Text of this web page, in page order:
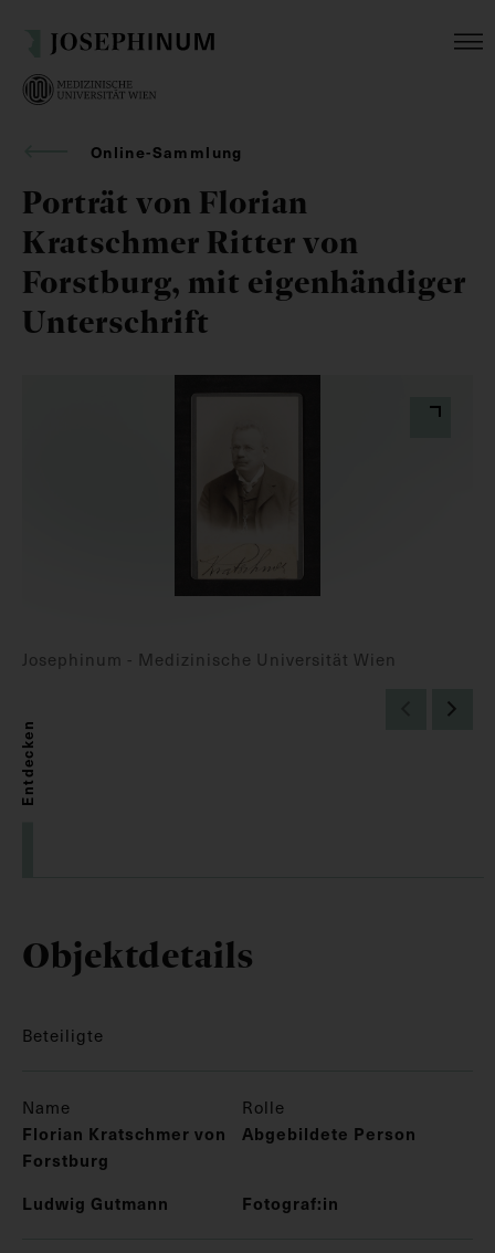
Online-Sammlung
Porträt von Florian
Kratschmer Ritter von
Forstburg, mit eigenhändiger
Unterschrift
Josephinum - Medizinische Universität Wien
Entdecken
Objektdetails
Beteiligte
Name Rolle
Florian Kratschmer von
Forstburg
Abgebildete Person
Ludwig Gutmann Fotograf:in